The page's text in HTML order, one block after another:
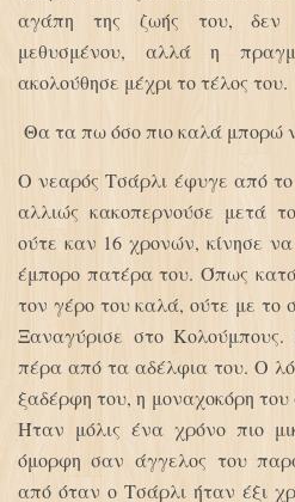
αγάπη της ζωής του, δεν
μεθυσμένου, αλλά η
ακολούθησε μέχρι το τέλος του.
Θα τα πω όσο πιο καλά μπορώ
Ο νεαρός Τσάρλι έφυγε από
αλλιώς κακοπερνούσε μετά
ούτε καν 16 χρονών, κίνησε
έμπορο πατέρα του. Όπως
τον γέρο του καλά, ούτε με το
Ξαναγύρισε στο
πέρα από τα αδέλφια του. Ο
ξαδέρφη του, η μοναχοκόρη
Ήταν μόλις ένα χρόνο πιο
όμορφη σαν άγγελος του
από όταν ο Τσάρλι ήταν έξι